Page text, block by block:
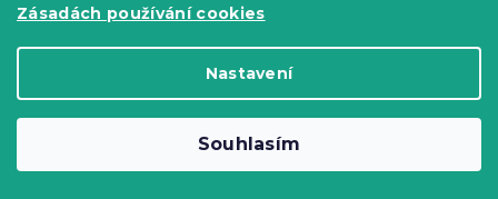
Zásadách používání cookies
Nastavení
Souhlasím
Novinka
MINUS15